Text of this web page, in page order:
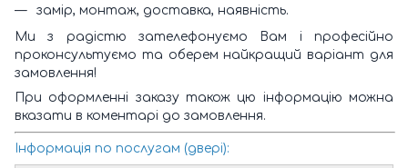
замір, монтаж, доставка, наявність.
Ми з радістю зателефонуємо Вам і професійно
проконсультуємо та оберем найкращий варіант для
замовлення!
При оформленні заказу також цю інформацію можна
вказати в коментарі до замовлення.
Інформація по послугам (двері):